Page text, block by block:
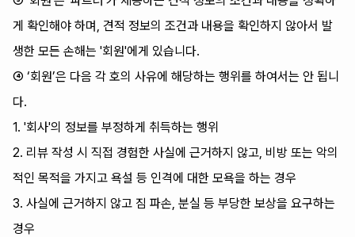
게 확인해야 하며, 견적 정보의 조건과 내용을 확인하지 않아서 발
생한 모든 손해는 '회원'에게 있습니다.
④ ‘회원’은 다음 각 호의 사유에 해당하는 행위를 하여서는 안 됩니
다.
1. '회사'의 정보를 부정하게 취득하는 행위
2. 리뷰 작성 시 직접 경험한 사실에 근거하지 않고, 비방 또는 악의
적인 목적을 가지고 욕설 등 인격에 대한 모욕을 하는 경우
3. 사실에 근거하지 않고 짐 파손, 분실 등 부당한 보상을 요구하는
경우